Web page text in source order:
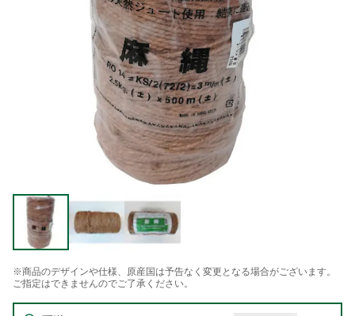
※商品のデザインや仕様、原産国は予告なく変更となる場合がございます。
ご指定はできませんのでご了承ください。